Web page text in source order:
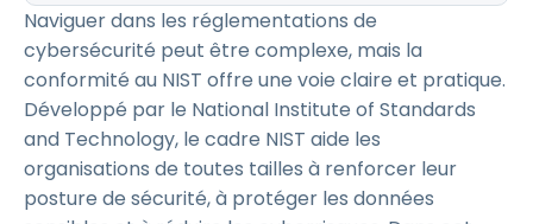
Naviguer dans les réglementations de
cybersécurité peut être complexe, mais la
conformité au NIST offre une voie claire et pratique.
Développé par le National Institute of Standards
and Technology, le cadre NIST aide les
organisations de toutes tailles à renforcer leur
posture de sécurité, à protéger les données